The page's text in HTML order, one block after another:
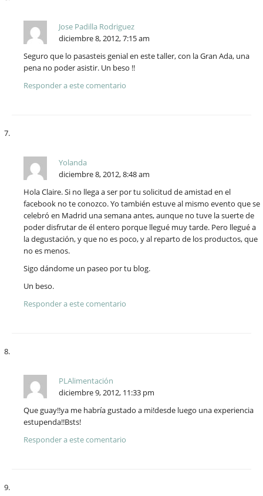
Jose Padilla Rodriguez
diciembre 8, 2012, 7:15 am
Seguro que lo pasasteis genial en este taller, con la Gran Ada, una
pena no poder asistir. Un beso !!
Responder a este comentario
Yolanda
diciembre 8, 2012, 8:48 am
Hola Claire. Si no llega a ser por tu solicitud de amistad en el
facebook no te conozco. Yo también estuve al mismo evento que se
celebró en Madrid una semana antes, aunque no tuve la suerte de
poder disfrutar de él entero porque llegué muy tarde. Pero llegué a
la degustación, y que no es poco, y al reparto de los productos, que
no es menos.
Sigo dándome un paseo por tu blog.
Un beso.
Responder a este comentario
PLAlimentación
diciembre 9, 2012, 11:33 pm
Que guay!!ya me habría gustado a mi!desde luego una experiencia
estupenda!!Bsts!
Responder a este comentario